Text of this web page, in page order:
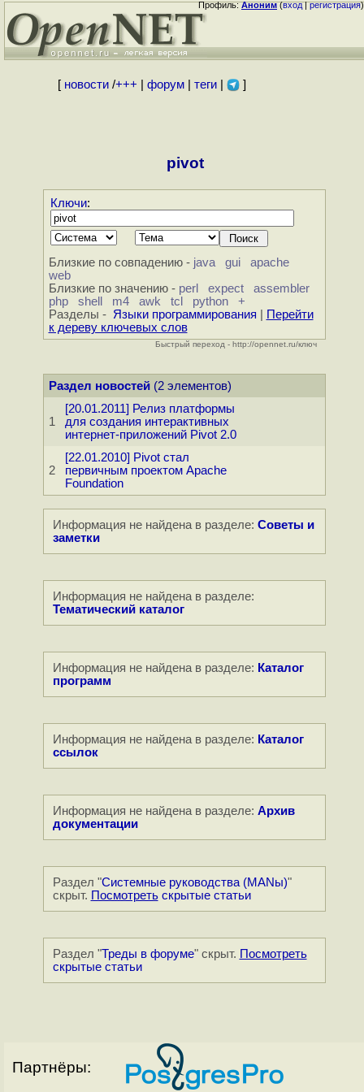
Профиль:Аноним(вход|регистрация)
[ новости/+++ форум| теги| ]
pivot
Ключи:
Близкие по совпадению - java gui
apache
web
Близкие по значению - perl expect
assembler
php
shell m4 awk tcl python
+
Разделы - Языки программирования
Перейти
к дереву ключевых слов
Быстрый переход - http://opennet.ru/ключ
Раздел новостей(2 элементов)
1
[20.01.2011] Релиз платформы
для создания интерактивных
интернет-приложений Pivot 2.0
2
[22.01.2010] Pivot стал
первичным проектом Apache
Foundation
Информация не найдена в разделе: Советы и
заметки
Информация не найдена в разделе:
Тематический каталог
Информация не найдена в разделе: Каталог
программ
Информация не найдена в разделе: Каталог
ссылок
Информация не найдена в разделе: Архив
документации
Раздел "Системные руководства (MANы)"
скрыт. Посмотретьскрытые статьи
Раздел "Треды в форуме" скрыт. Посмотреть
скрытые статьи
Партнёры: